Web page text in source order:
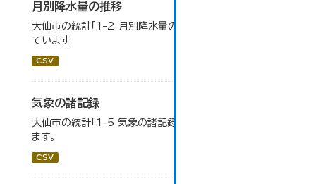
月別降水量の推移
大仙市の統計「1-2 月別降水量の推移」のデータを参照し
ています。
CSV
気象の諸記録
大仙市の統計「1-5 気象の諸記録」のデータを参照してい
ます。
CSV